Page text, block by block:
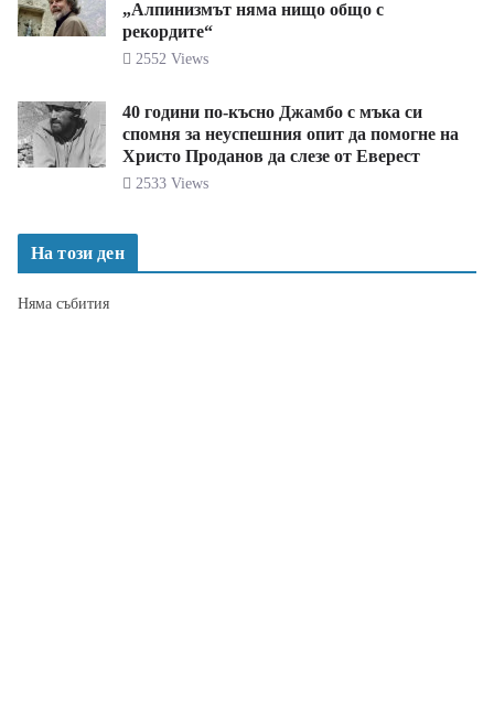
„Алпинизмът няма нищо общо с
рекордите“
2552 Views
40 години по-късно Джамбо с мъка си
спомня за неуспешния опит да помогне на
Христо Проданов да слезе от Еверест
2533 Views
На този ден
Няма събития